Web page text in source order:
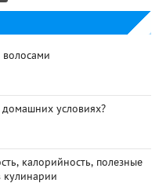
условиях?
калорийность, полезные
кулинарии